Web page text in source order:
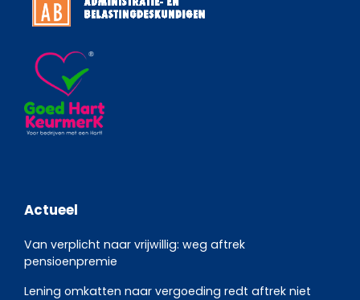
Actueel
Van verplicht naar vrijwillig: weg aftrek
pensioenpremie
Lening omkatten naar vergoeding redt aftrek niet